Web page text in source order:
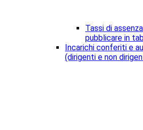
Tassi di
pubblicare in
Incarichi conferiti e
(dirigenti e non